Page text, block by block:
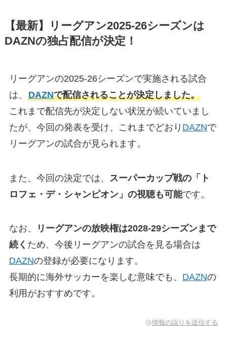
【最新】リーグアン2025-26シーズンは
DAZNの独占配信が決定！
リーグアンの2025-26シーズンで実施される試合
は、 DAZNで配信されることが決定しました。
これまで配信先が決定しない状況が続いていまし
たが、今回の発表を受け、これまでどおり DAZNで
リーグアンの試合が見られます。
また、今回の決定では、
スーパーカップ戦の「ト
ロフェ・デ・シャンピオン」の視聴も可能です。
なお、
リーグアンの放映権は2028-29シーズンまで
続く ため、今後リーグアンの試合を見る場合は
DAZNの登録が必要になります。
長期的に海外サッカーを楽しむ意味でも、 DAZNの
利用がおすすめです。
情報の誤りを送信する